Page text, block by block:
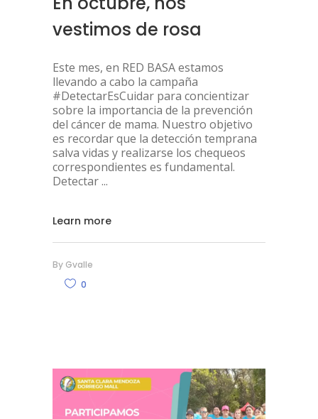
vestimos de rosa
Este mes, en RED BASA estamos
llevando a cabo la campaña
#DetectarEsCuidar para concientizar
sobre la importancia de la prevención
del cáncer de mama. Nuestro objetivo
es recordar que la detección temprana
salva vidas y realizarse los chequeos
correspondientes es fundamental.
Detectar
Learn more
By Gvalle
0